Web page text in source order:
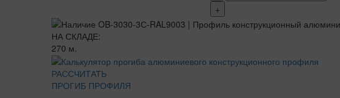
+
НА СКЛАДЕ:
270 м.
РАССЧИТАТЬ
ПРОГИБ ПРОФИЛЯ